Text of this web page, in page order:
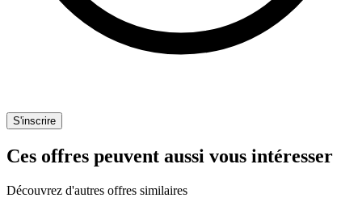
S'inscrire
Ces offres peuvent aussi vous intéresser
Découvrez d'autres offres similaires